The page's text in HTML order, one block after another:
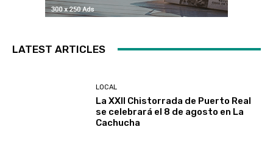
LATEST ARTICLES
LOCAL
La XXII Chistorrada de Puerto Real
se celebrará el 8 de agosto en La
Cachucha